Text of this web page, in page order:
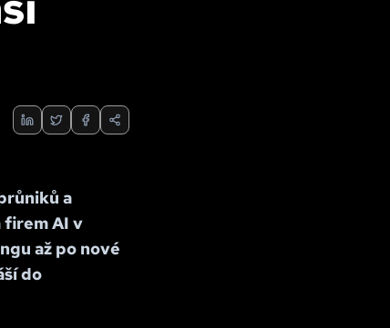
a
firem AI v
až po nové
do